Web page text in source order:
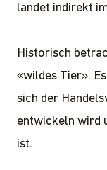
landet indirekt
Historisch
«wildes Tier».
sich der
entwickeln wird
ist.